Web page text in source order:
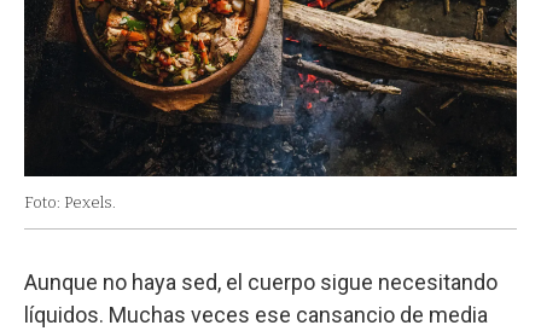
Foto: Pexels.
Aunque no haya sed, el cuerpo sigue necesitando
líquidos. Muchas veces ese cansancio de media